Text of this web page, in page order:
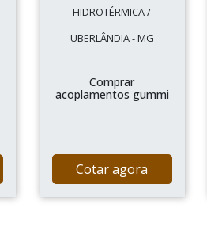
HIDROTÉRMICA /
UBERLÂNDIA - MG
Comprar
acoplamentos gummi
Cotar agora